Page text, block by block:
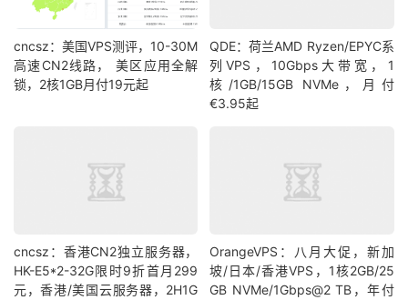
cncsz：美国VPS测评，10-30M
高速CN2线路， 美区应用全解
锁，2核1GB月付19元起
QDE：荷兰AMD Ryzen/EPYC系
列VPS，10Gbps大带宽，1
核/1GB/15GB NVMe，月付
€3.95起
cncsz：香港CN2独立服务器，
HK-E5*2-32G限时9折首月299
元，香港/美国云服务器，2H1G
OrangeVPS：八月大促，新加
坡/日本/香港VPS，1核2GB/25
GB NVMe/1Gbps@2 TB，年付